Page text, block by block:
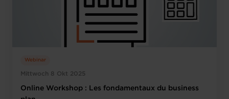
Mittwoch 8 Okt 2025
Webinar
Online Workshop : Les fondamentaux du business